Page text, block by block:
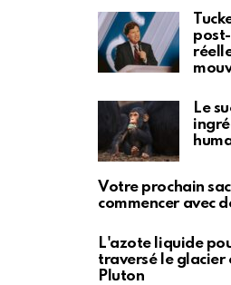
Le
Votre prochain
commencer avec
L'azote liquide
traversé le
Pluton